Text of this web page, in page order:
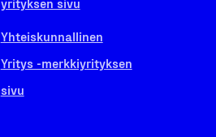
Yhteiskunnallinen
Yritys -merkkiyrityksen
sivu